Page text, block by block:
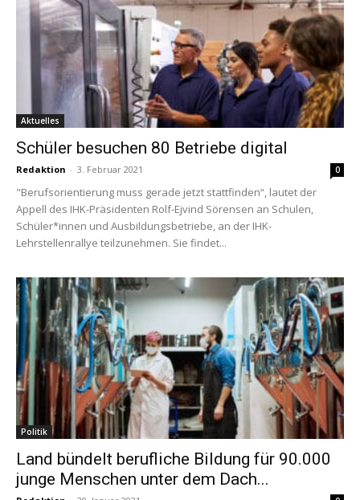
Aktuelles
Schüler besuchen 80 Betriebe digital
Redaktion - 3. Februar 2021 0
"Berufsorientierung muss gerade jetzt stattfinden“, lautet der
Appell des IHK-Präsidenten Rolf-Ejvind Sörensen an Schulen,
Schüler*innen und Ausbildungsbetriebe, an der IHK-
Lehrstellenrallye teilzunehmen. Sie findet...
Politik
Land bündelt berufliche Bildung für 90.000
junge Menschen unter dem Dach...